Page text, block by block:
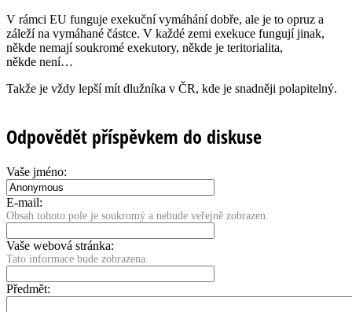
V rámci EU funguje exekuční vymáhání dobře, ale je to opruz a
záleží na vymáhané částce. V každé zemi exekuce fungují jinak,
někde nemají soukromé exekutory, někde je teritorialita,
někde není…
Takže je vždy lepší mít dlužníka v ČR, kde je snadněji polapitelný.
Odpovědět příspěvkem do diskuse
Vaše jméno:
E-mail:
Obsah tohoto pole je soukromý a nebude veřejně zobrazen.
Vaše webová stránka:
Tato informace bude zobrazena.
Předmět: